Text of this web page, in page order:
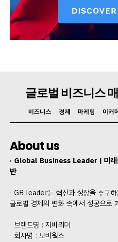
글로벌 비즈니스
비즈니스 경제 마케팅 이커
About us
· Global Business Leader | 미래
반
· GB leader는 혁신과 성장을 추구
글로벌 경제의 변화 속에서 성공으로
· 브랜드명 : 지비리더
· 회사명 : 모비웍스